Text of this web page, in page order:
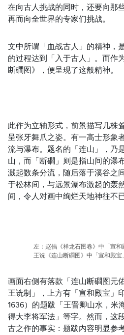
在向古人挑战的同时，还要向那
再而向全世界的专家们挑战。
文中所谓「血战古人」的精神，
的过程达到「入于古人」。而作
断磵图》，便呈现了这般精神。
此作为立轴形式，前景描写几株
呈张牙舞爪之姿。有一高士形象
流与瀑布。题名的「连山」，乃
山，而「断磵」则是指山间的瀑
溅起数条分流，随后落于溪谷之
于松林间，与远景瀑布激起的轰
间，令人对画中绚烂天地神往不已
左：赵佶《祥龙石图卷》中「宣
王诜《连山断磵图》中「宣和殿宝
画面右侧有落款「连山断磵图元
王诜制」，上方有「宣和殿宝」
1636）的题跋「王晋卿山水，米
得大李将军法」等字。然而，这
古之作的事实：题跋内容明显参